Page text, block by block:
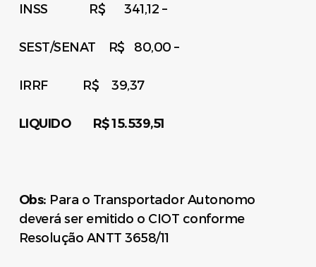
INSS R$ 341,12 –
SEST/SENAT R$ 80,00 –
IRRF R$ 39,37
LIQUIDO R$ 15.539,51
Obs: Para o Transportador Autonomo
deverá ser emitido o CIOT conforme
Resolução ANTT 3658/11